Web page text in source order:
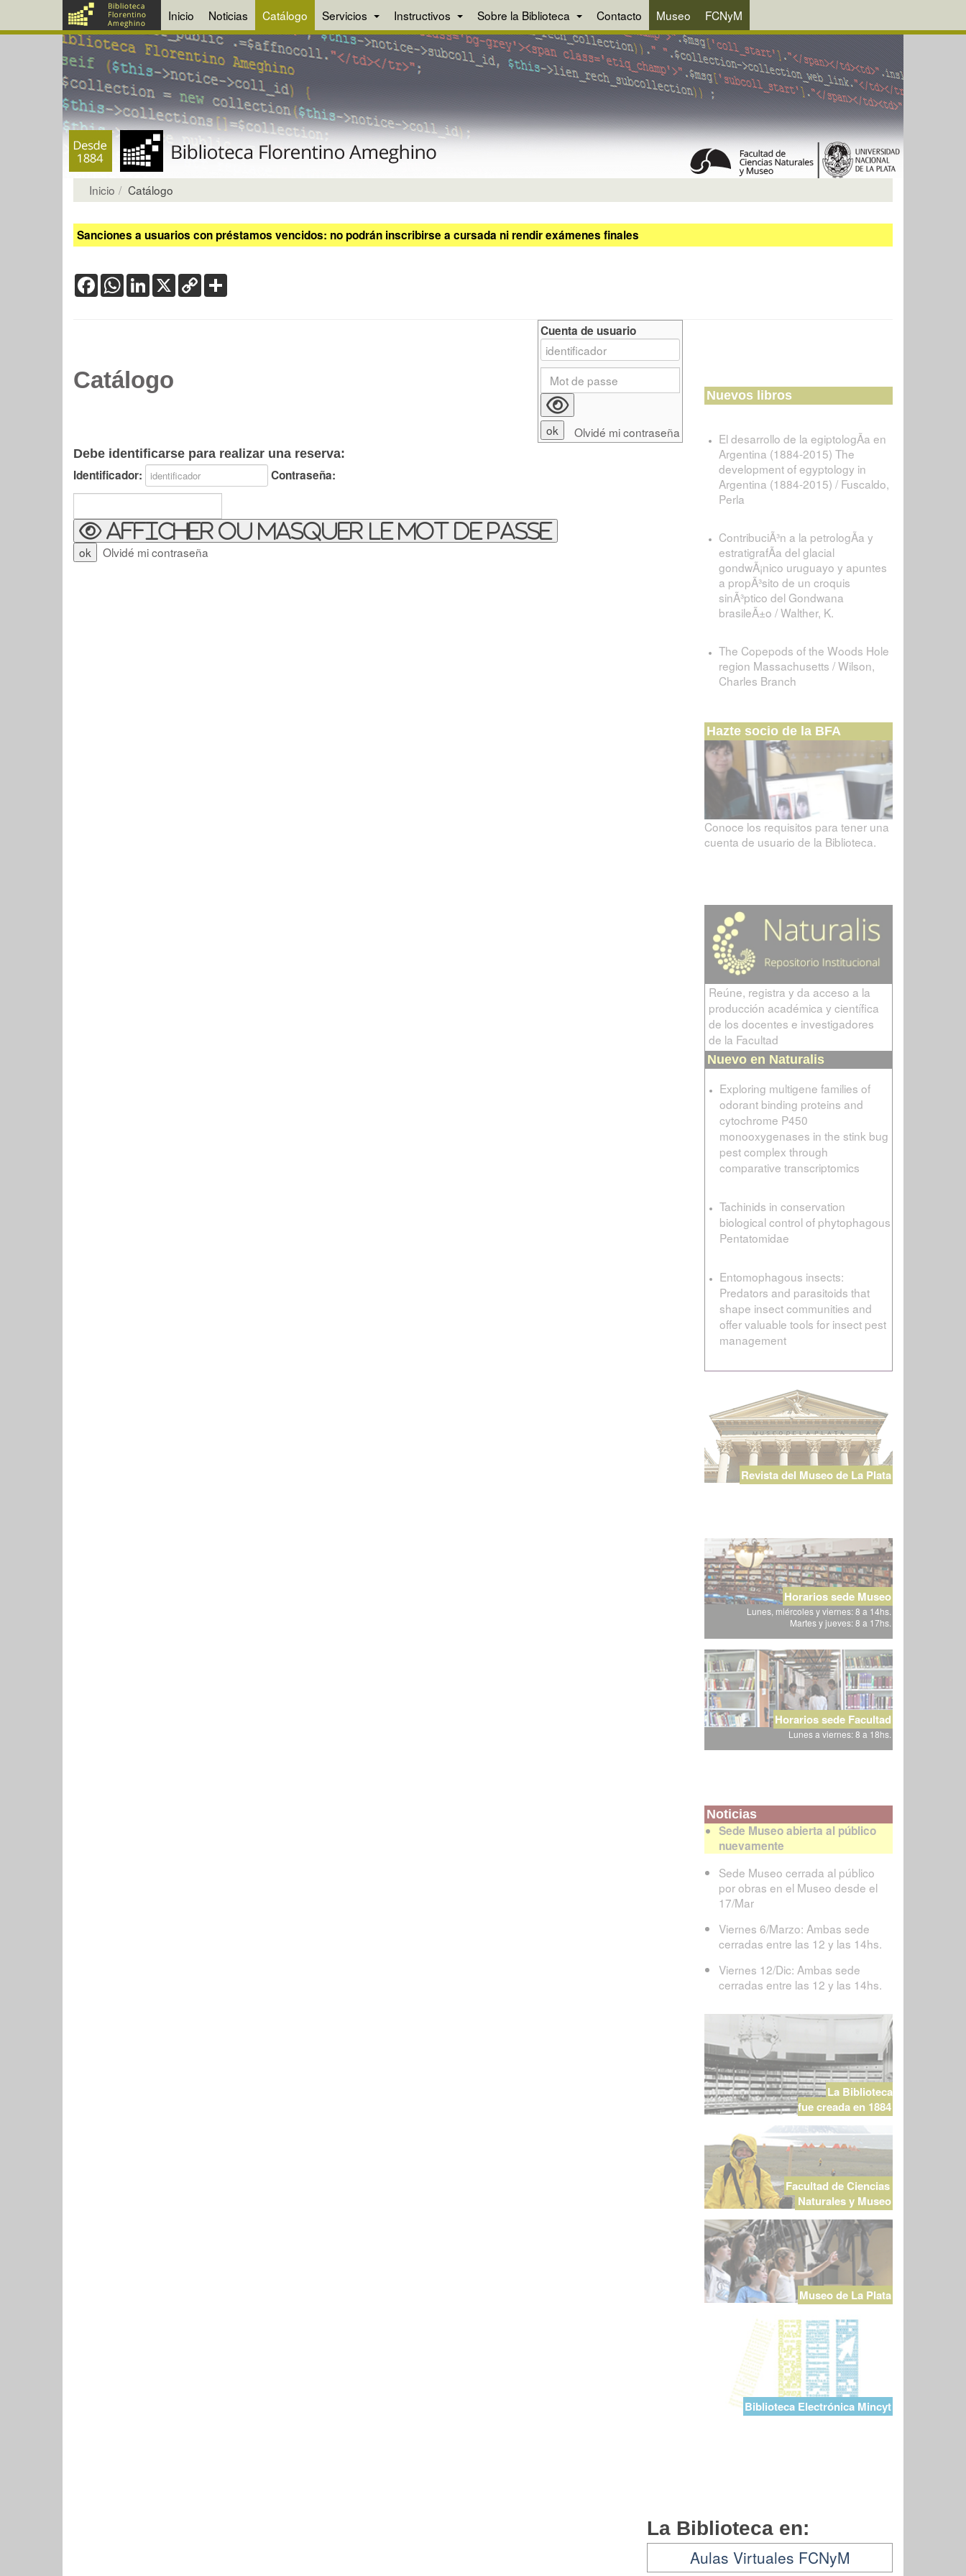
Inicio Noticias Catálogo Servicios Instructivos Sobre la Biblioteca Contacto Museo FCNyM
Inicio Catálogo
Sanciones a usuarios con préstamos vencidos: no podrán inscribirse a cursada ni rendir exámenes finales
FacebookWhatsApp
LinkedIn
X Copy
Link
Catálogo
Debe identificarse para realizar una reserva:
Identificador: Contraseña:
Afficher ou masquer le mot de passe
Olvidé mi contraseña
Cuenta de usuario
Olvidé mi contraseña
Nuevos libros
El desarrollo de la egiptologÃ­a en
Argentina (1884-2015) The
development of egyptology in
Argentina (1884-2015) / Fuscaldo,
Perla
ContribuciÃ³n a la petrologÃ­a y
estratigrafÃ­a del glacial
gondwÃ¡nico uruguayo y apuntes
a propÃ³sito de un croquis
sinÃ³ptico del Gondwana
brasileÃ±o / Walther, K.
The Copepods of the Woods Hole
region Massachusetts / Wilson,
Charles Branch
Hazte socio de la BFA
Conoce los requisitos para tener una
cuenta de usuario de la Biblioteca.
Reúne, registra y da acceso a la
producción académica y científica
de los docentes e investigadores
de la Facultad
Nuevo en Naturalis
Exploring multigene families of
odorant binding proteins and
cytochrome P450
monooxygenases in the stink bug
pest complex through
comparative transcriptomics
Tachinids in conservation
biological control of phytophagous
Pentatomidae
Entomophagous insects:
Predators and parasitoids that
shape insect communities and
offer valuable tools for insect pest
management
Revista del Museo de La Plata
Horarios sede Museo
Lunes, miércoles y viernes: 8 a 14hs.
Martes y jueves: 8 a 17hs.
Horarios sede Facultad
Lunes a viernes: 8 a 18hs.
Noticias
Sede Museo abierta al público
nuevamente
Sede Museo cerrada al público
por obras en el Museo desde el
17/Mar
Viernes 6/Marzo: Ambas sede
cerradas entre las 12 y las 14hs.
Viernes 12/Dic: Ambas sede
cerradas entre las 12 y las 14hs.
La Biblioteca
fue creada en 1884
Facultad de Ciencias
Naturales y Museo
Museo de La Plata
Biblioteca Electrónica Mincyt
La Biblioteca en:
Aulas Virtuales FCNyM